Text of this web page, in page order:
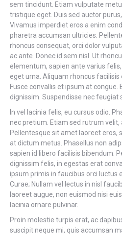
sem tincidunt. Etiam vulputate
tristique eget. Duis sed auctor
Vivamus imperdiet eros a enim
pharetra accumsan ultricies.
rhoncus consequat, orci dolor
ac ante. Donec id sem nisl. Ut
elementum, sapien ante varius
eget urna. Aliquam rhoncus facilisis
Fusce convallis et ipsum at congue.
dignissim. Suspendisse nec feugiat
In vel lacinia felis, eu cursus odio.
nec pretium. Etiam sed rutrum velit,
Pellentesque sit amet laoreet eros,
at dictum metus. Phasellus non
sapien id libero facilisis bibendum.
dignissim felis, in egestas erat
ipsum primis in faucibus orci luctus
Curae; Nullam vel lectus in nisl
laoreet augue, non euismod nisi
lacinia ornare pulvinar.
Proin molestie turpis erat, ac
suscipit neque mi, quis accumsan